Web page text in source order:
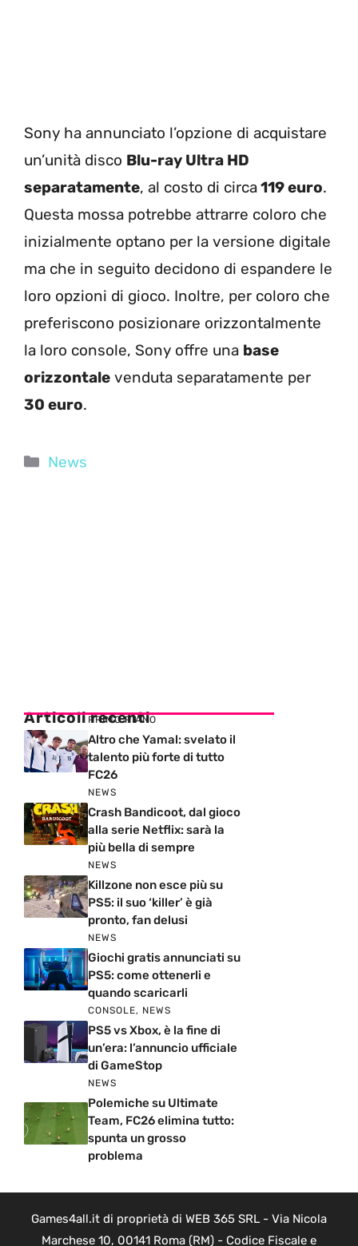
Sony ha annunciato l’opzione di acquistare
un’unità disco Blu-ray Ultra HD
separatamente, al costo di circa119 euro.
Questa mossa potrebbe attrarre coloro che
inizialmente optano per la versione digitale
ma che in seguito decidono di espandere le
loro opzioni di gioco. Inoltre, per coloro che
preferiscono posizionare orizzontalmente
la loro console, Sony offre una base
orizzontale venduta separatamente per
30 euro.
Categorie
News
Articoli recenti
PRIMO PIANO
Altro che Yamal: svelato il
talento più forte di tutto
FC26
NEWS
Crash Bandicoot, dal gioco
alla serie Netflix: sarà la
più bella di sempre
NEWS
Killzone non esce più su
PS5: il suo ‘killer’ è già
pronto, fan delusi
NEWS
Giochi gratis annunciati su
PS5: come ottenerli e
quando scaricarli
CONSOLE, NEWS
PS5 vs Xbox, è la fine di
un’era: l’annuncio ufficiale
di GameStop
NEWS
Polemiche su Ultimate
Team, FC26 elimina tutto:
spunta un grosso
problema
Games4all.it di proprietà di WEB 365 SRL - Via Nicola
Marchese 10, 00141 Roma (RM) - Codice Fiscale e